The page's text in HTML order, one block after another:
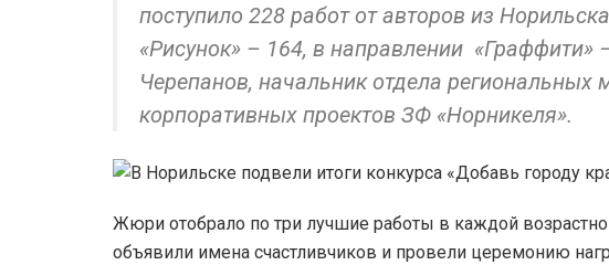
поступило 228 работ от авторов из
«Рисунок» – 164, в направлении «Граффити»
Черепанов, начальник отдела региональных
корпоративных проектов ЗФ «Норникеля».
Жюри отобрало по три лучшие работы в каждой
объявили имена счастливчиков и провели церемонию